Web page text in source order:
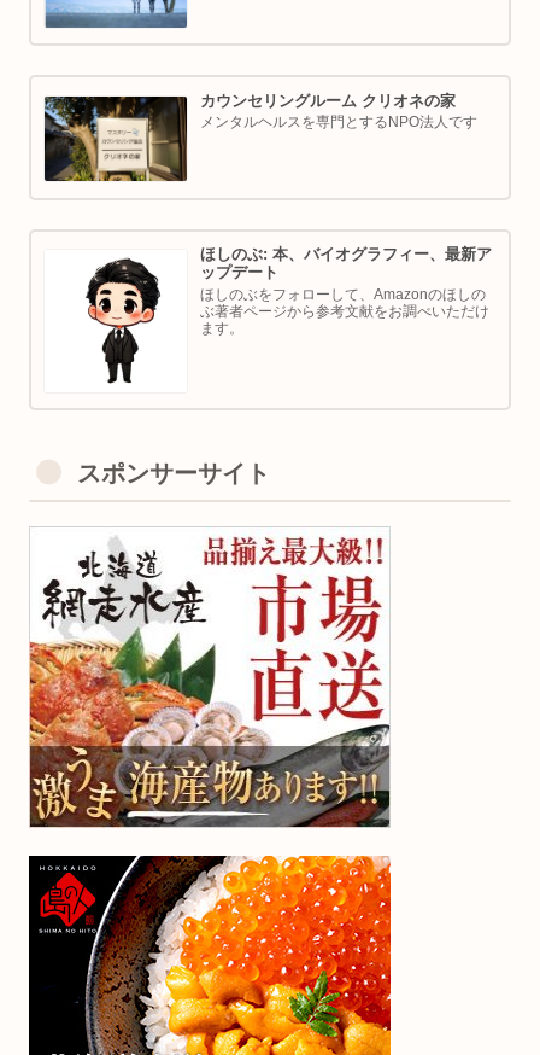
カウンセリングルーム クリオネの家
メンタルヘルスを専門とするNPO法人です
ほしのぶ: 本、バイオグラフィー、最新ア
ップデート
ほしのぶをフォローして、Amazonのほしの
ぶ著者ページから参考文献をお調べいただけ
ます。
スポンサーサイト